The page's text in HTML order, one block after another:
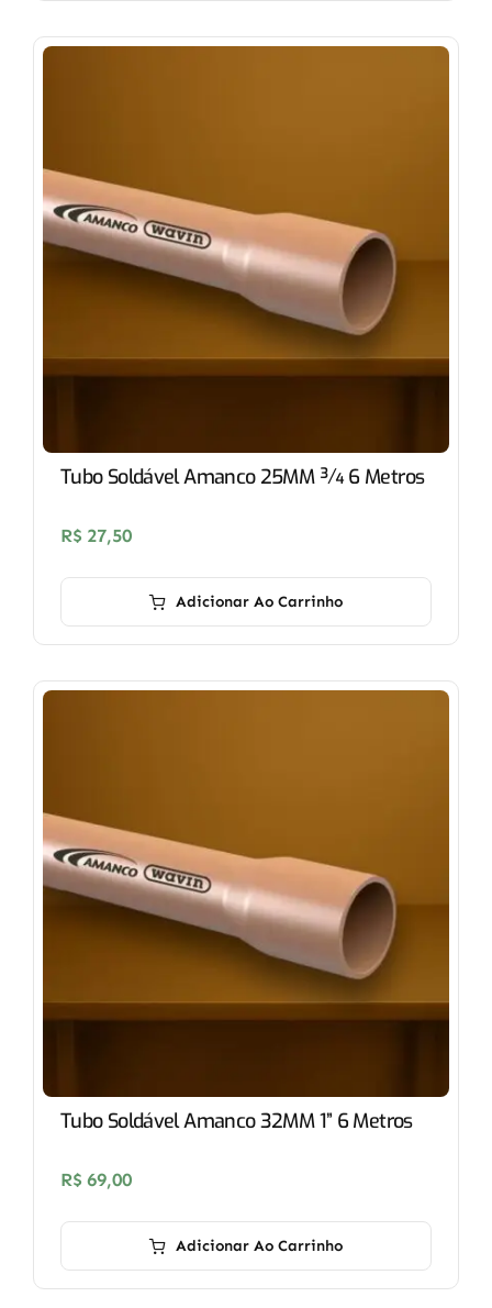
Tubo Soldável Amanco 25MM ¾ 6 Metros
R$ 27,50
Adicionar Ao Carrinho
Tubo Soldável Amanco 32MM 1” 6 Metros
R$ 69,00
Adicionar Ao Carrinho